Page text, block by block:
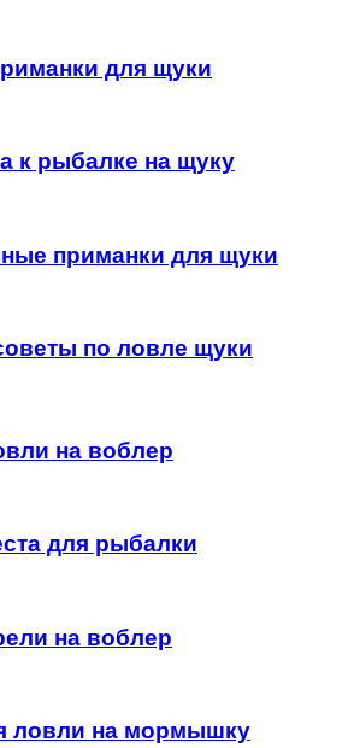
для щуки
к рыбалке на щуку
приманки для щуки
по ловле щуки
на воблер
для рыбалки
на воблер
ловли на мормышку